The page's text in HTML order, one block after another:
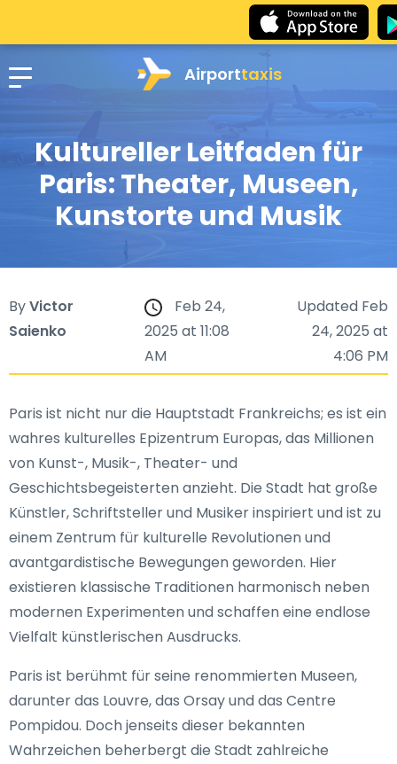
Airporttaxis
Kultureller Leitfaden für
Paris: Theater, Museen,
Kunstorte und Musik
ByVictor
Saienko
Feb 24,
2025 at 11:08
AM
Updated Feb
24, 2025 at
4:06 PM
Paris ist nicht nur die Hauptstadt Frankreichs; es ist ein
wahres kulturelles Epizentrum Europas, das Millionen
von Kunst-, Musik-, Theater- und
Geschichtsbegeisterten anzieht. Die Stadt hat große
Künstler, Schriftsteller und Musiker inspiriert und ist zu
einem Zentrum für kulturelle Revolutionen und
avantgardistische Bewegungen geworden. Hier
existieren klassische Traditionen harmonisch neben
modernen Experimenten und schaffen eine endlose
Vielfalt künstlerischen Ausdrucks.
Paris ist berühmt für seine renommierten Museen,
darunter das Louvre, das Orsay und das Centre
Pompidou. Doch jenseits dieser bekannten
Wahrzeichen beherbergt die Stadt zahlreiche